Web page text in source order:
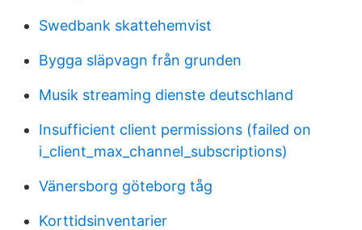
Swedbank skattehemvist
Bygga släpvagn från grunden
Musik streaming dienste deutschland
Insufficient client permissions (failed on
i_client_max_channel_subscriptions)
Vänersborg göteborg tåg
Korttidsinventarier